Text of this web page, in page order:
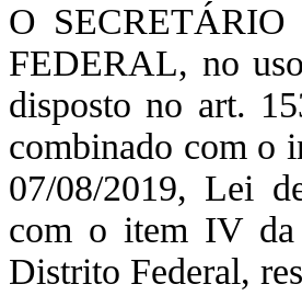
O
FEDERAL, no
disposto no art.
combinado com o
07/08/2019, Lei
com o item IV da
Distrito Federal,